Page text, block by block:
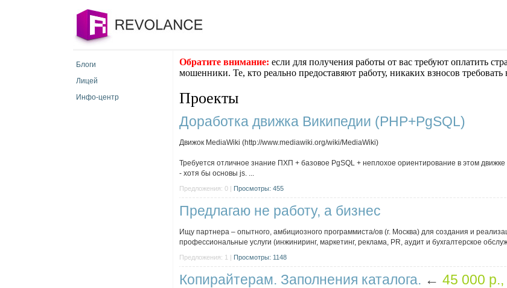
Блоги
Лицей
Инфо-центр
Обратите внимание: если для получения работы от вас требуют оплaтить
мошенники. Те, кто реально предоставяют работу, никаких взносов требовать
Проекты
Доработка движка Википедии (PHP+PgSQL)
Движок MediaWiki (http://www.mediawiki.org/wiki/MediaWiki)
Требуется отличное знание ПХП + базовое PgSQL + неплохое ориентирование в этом
- хотя бы основы js. ...
Предложения: 0 | Просмотры: 455
Предлагаю не работу, а бизнес
Ищу партнера – опытного, амбициозного программиста/ов (г. Москва) для cоздания и
профессиональные услуги (инжиниринг, маркетинг, реклама, PR, аудит и бухгалтерское
Предложения: 1 | Просмотры: 1148
Копирайтерам. Заполнения каталога. ← 45 000